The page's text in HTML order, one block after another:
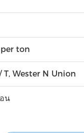
ton
T, Wester N Union
น